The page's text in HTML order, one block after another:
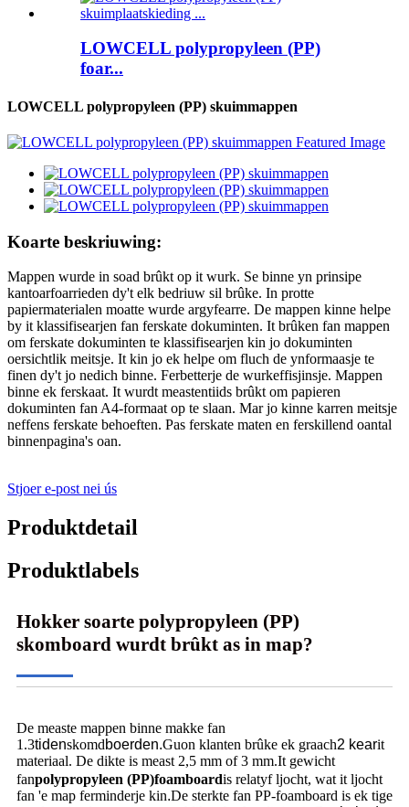
LOWCELL polypropyleen (PP)
foar...
LOWCELL polypropyleen (PP) skuimmappen
Koarte beskriuwing:
Mappen wurde in soad brûkt op it wurk. Se binne yn prinsipe
kantoarfoarrieden dy't elk bedriuw sil brûke. In protte
papiermaterialen moatte wurde argyfearre. De mappen kinne helpe
by it klassifisearjen fan ferskate dokuminten. It brûken fan mappen
om ferskate dokuminten te klassifisearjen kin jo dokuminten
oersichtlik meitsje. It kin jo ek helpe om fluch de ynformaasje te
finen dy't jo nedich binne. Ferbetterje de wurkeffisjinsje. Mappen
binne ek ferskaat. It wurdt meastentiids brûkt om papieren
dokuminten fan A4-formaat op te slaan. Mar jo kinne karren meitsje
neffens ferskate behoeften. Pas ferskate maten en ferskillend oantal
binnenpagina's oan.
Stjoer e-post nei ús
Produktdetail
Produktlabels
Hokker soarte polypropyleen (PP)
skomboard wurdt brûkt as in map?
De measte mappen binne makke fan
1.3tidenskomdboerden.Guon klanten brûke ek graach2 kearit
materiaal. De dikte is meast 2,5 mm of 3 mm.It gewicht
fanpolypropyleen (PP)foamboardis relatyf ljocht, wat it ljocht
fan 'e map ferminderje kin.De sterkte fan PP-foamboard is ek tige